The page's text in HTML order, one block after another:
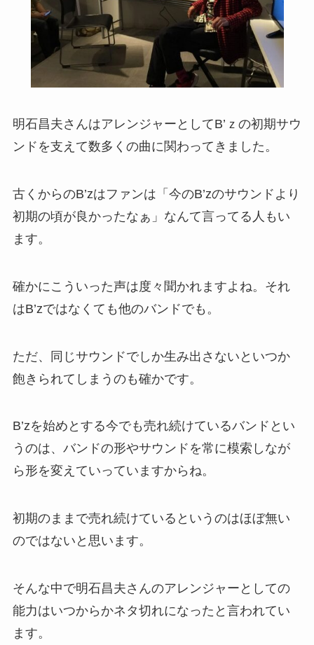
明石昌夫さんはアレンジャーとしてB’ｚの初期サウ
ンドを支えて数多くの曲に関わってきました。
古くからのB’zはファンは「今のB’zのサウンドより
初期の頃が良かったなぁ」なんて言ってる人もい
ます。
確かにこういった声は度々聞かれますよね。それ
はB’zではなくても他のバンドでも。
ただ、同じサウンドでしか生み出さないといつか
飽きられてしまうのも確かです。
B’zを始めとする今でも売れ続けているバンドとい
うのは、バンドの形やサウンドを常に模索しなが
ら形を変えていっていますからね。
初期のままで売れ続けているというのはほぼ無い
のではないと思います。
そんな中で明石昌夫さんのアレンジャーとしての
能力はいつからかネタ切れになったと言われてい
ます。